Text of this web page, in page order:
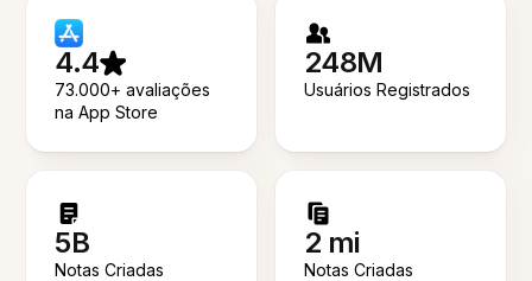
4.4
73.000+ avaliações
na App Store
248M
Usuários Registrados
5B
Notas Criadas
2 mi
Notas Criadas